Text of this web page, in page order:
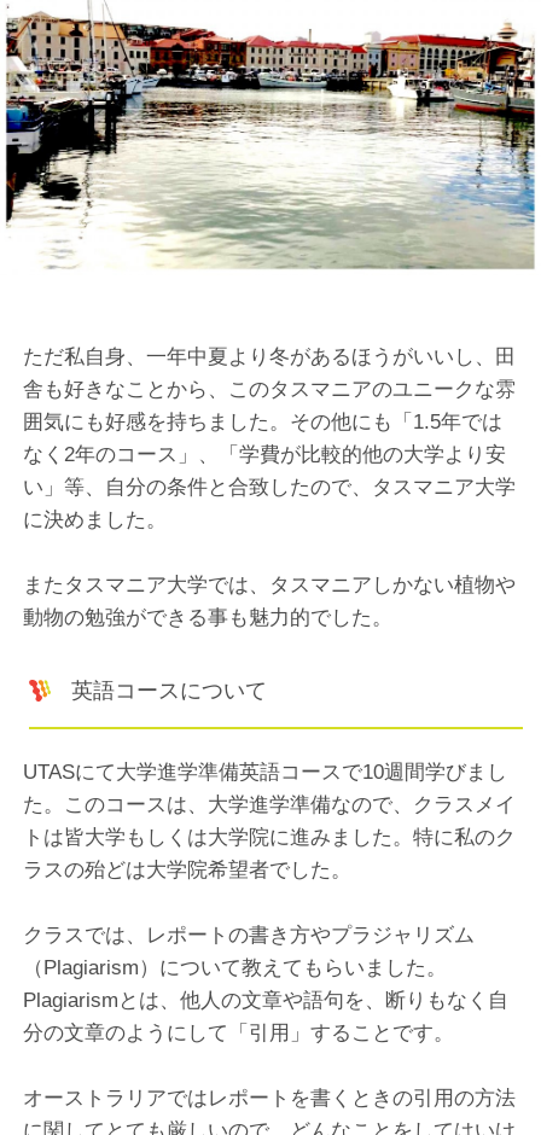
ただ私自身、一年中夏より冬があるほうがいいし、田
舎も好きなことから、このタスマニアのユニークな雰
囲気にも好感を持ちました。その他にも「1.5年では
なく2年のコース」、「学費が比較的他の大学より安
い」等、自分の条件と合致したので、タスマニア大学
に決めました。
またタスマニア大学では、タスマニアしかない植物や
動物の勉強ができる事も魅力的でした。
英語コースについて
UTASにて大学進学準備英語コースで10週間学びまし
た。このコースは、大学進学準備なので、クラスメイ
トは皆大学もしくは大学院に進みました。特に私のク
ラスの殆どは大学院希望者でした。
クラスでは、レポートの書き方やプラジャリズム
（Plagiarism）について教えてもらいました。
Plagiarismとは、他人の文章や語句を、断りもなく自
分の文章のようにして「引用」することです。
オーストラリアではレポートを書くときの引用の方法